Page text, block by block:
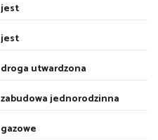
jest
jest
droga utwardzona
zabudowa jednorodzinna
gazowe